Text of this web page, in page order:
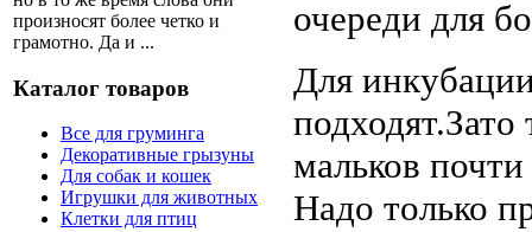
произносят более четко и
грамотно. Да и ...
Каталог товаров
Все для груминга
Декоративные грызуны
Для собак и кошек
Игрушки для животных
Клетки для птиц
очереди для
Для
мальков
Надо только